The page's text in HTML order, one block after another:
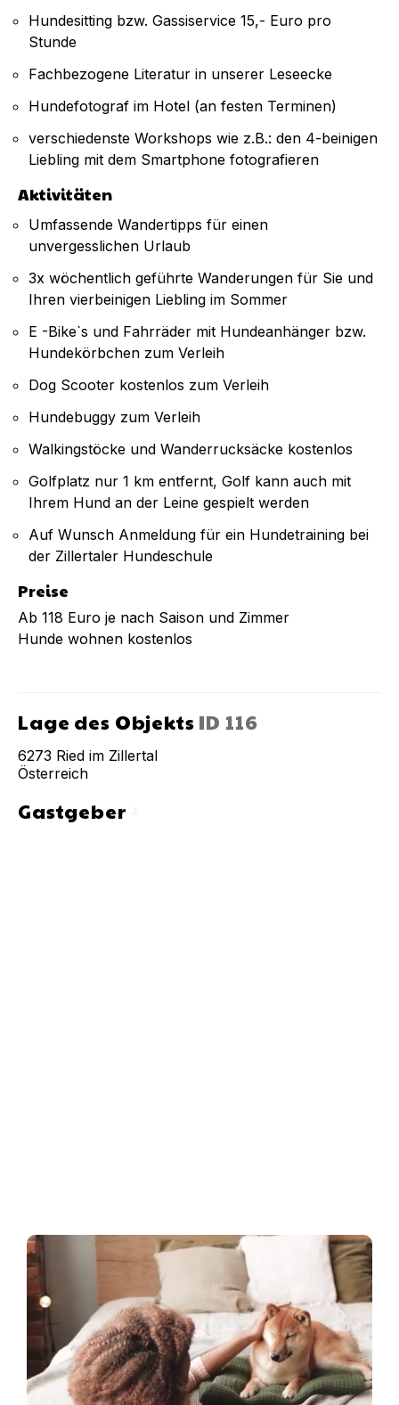
Hundesitting bzw. Gassiservice 15,- Euro pro
Stunde
Fachbezogene Literatur in unserer Leseecke
Hundefotograf im Hotel (an festen Terminen)
verschiedenste Workshops wie z.B.: den 4-beinigen
Liebling mit dem Smartphone fotografieren
Aktivitäten
Umfassende Wandertipps für einen
unvergesslichen Urlaub
3x wöchentlich geführte Wanderungen für Sie und
Ihren vierbeinigen Liebling im Sommer
E -Bike`s und Fahrräder mit Hundeanhänger bzw.
Hundekörbchen zum Verleih
Dog Scooter kostenlos zum Verleih
Hundebuggy zum Verleih
Walkingstöcke und Wanderrucksäcke kostenlos
Golfplatz nur 1 km entfernt, Golf kann auch mit
Ihrem Hund an der Leine gespielt werden
Auf Wunsch Anmeldung für ein Hundetraining bei
der Zillertaler Hundeschule
Preise
Ab 118 Euro je nach Saison und Zimmer
Hunde wohnen kostenlos
Lage des Objekts ID 116
6273 Ried im Zillertal
Österreich
Gastgeberchevron_right